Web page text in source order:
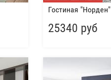
Гостиная "Норден"
25340 руб